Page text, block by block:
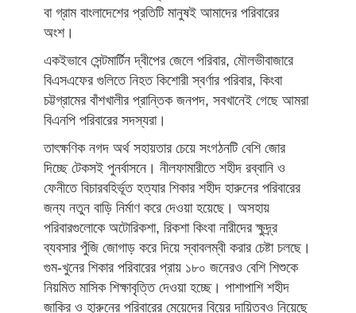
বা গ্রাম বাংলাদেশের প্রতিটি মানুষই আমাদের পরিবারের
অংশ।
একইভাবে সেন্টমার্টিন দ্বীপের জেলে পরিবার, মৌলভীবাজারে
বিএসএফের গুলিতে নিহত কিশোরী স্বর্ণার পরিবার, কিংবা
চট্টগ্রামের বাঁশখালীর প্রান্তিক জনপদ, সবখানেই গেছে আমরা
বিএনপি পরিবারের সদস্যরা।
তাৎক্ষণিক নগদ অর্থ সহায়তার চেয়ে সংগঠনটি বেশি জোর
দিচ্ছে টেকসই পুনর্বাসনে। নীলফামারীতে শহীদ রব্বানি ও
ফেনীতে বিচারবহির্ভূত হত্যার শিকার শহীদ হারুনের পরিবারের
জন্য নতুন বাড়ি নির্মাণ করে দেওয়া হয়েছে। অসহায়
পরিবারগুলোকে অটোরিকশা, রিকশা কিংবা নারীদের ক্ষুদ্র্র
ব্যবসার পুঁজি জোগাড় করে দিয়ে স্বাবলম্বী করার চেষ্টা চলছে।
গুম-খুনের শিকার পরিবারের প্রায় ১৮০ জনেরও বেশি শিশুকে
নিয়মিত মাসিক শিক্ষাবৃত্তি দেওয়া হচ্ছে। পাশাপাশি শহীদ
জাকির ও হারুনের পরিবারের মেয়েদের বিয়ের দায়িত্বও নিয়েছে